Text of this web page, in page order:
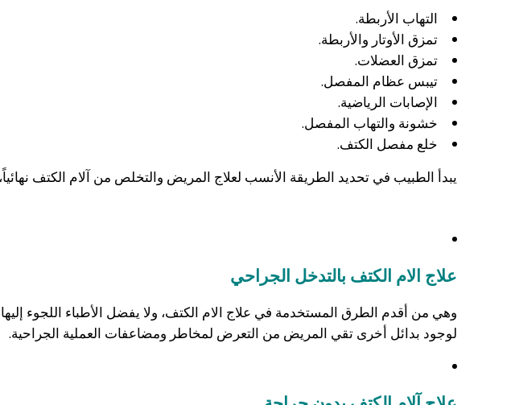
التهاب الأربطة.
تمزق الأوتار والأربطة.
تمزق العضلات.
تيبس عظام المفصل.
الإصابات الرياضية.
خشونة والتهاب المفصل.
خلع مفصل الكتف.
يبدأ الطبيب في تحديد الطريقة الأنسب لعلاج المريض والتخلص من آلام الكتف
علاج الام الكتف بالتدخل الجراحي
وهي من أقدم الطرق المستخدمة في علاج الام الكتف، ولا يفضل الأطباء اللجوء
لوجود بدائل أخرى تقي المريض من التعرض لمخاطر ومضاعفات العملية الجراحية.